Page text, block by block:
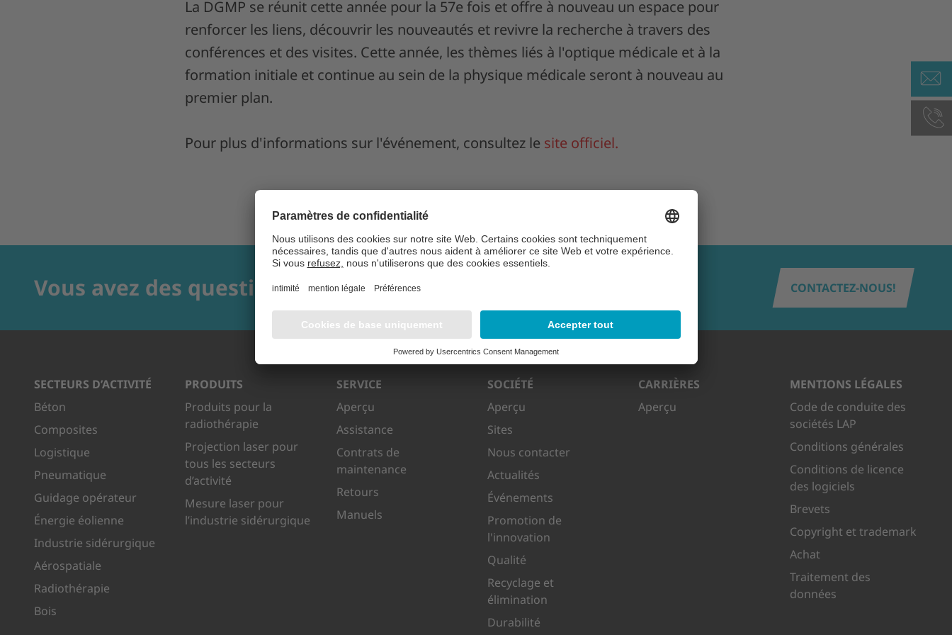
La DGMP se réunit cette année pour la 57e fois et offre à nouveau un espace pour
renforcer les liens, découvrir les nouveautés et revivre la recherche à travers des
conférences et des visites. Cette année, les thèmes liés à l'optique médicale et à la
formation initiale et continue au sein de la physique médicale seront à nouveau au
premier plan.
Pour plus d'informations sur l'événement, consultez le site officiel.
Vous avez des questions? CONTACTEZ-NOUS!
SECTEURS D’ACTIVITÉ
Béton
Composites
Logistique
Pneumatique
Guidage opérateur
Énergie éolienne
Industrie sidérurgique
Aérospatiale
Radiothérapie
Bois
PRODUITS
Produits pour la
radiothérapie
Projection laser pour
tous les secteurs
d’activité
Mesure laser pour
l’industrie sidérurgique
SERVICE
Aperçu
Assistance
Contrats de
maintenance
Retours
Manuels
SOCIÉTÉ
Aperçu
Sites
Nous contacter
Actualités
Événements
Promotion de
l'innovation
Qualité
Recyclage et
élimination
Durabilité
CARRIÈRES
Aperçu
MENTIONS LÉGALES
Code de conduite des
sociétés LAP
Conditions générales
Conditions de licence
des logiciels
Brevets
Copyright et trademark
Achat
Traitement des
données